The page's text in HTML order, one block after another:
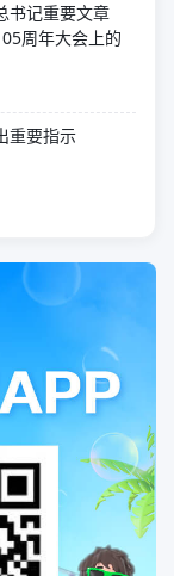
书记重要文章
周年大会上的
重要指示